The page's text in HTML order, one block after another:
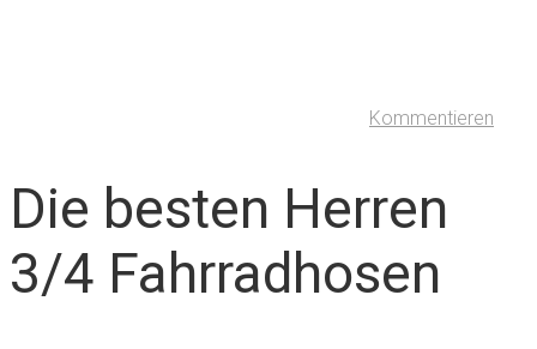
Kommentieren
Die besten Herren
3/4 Fahrradhosen